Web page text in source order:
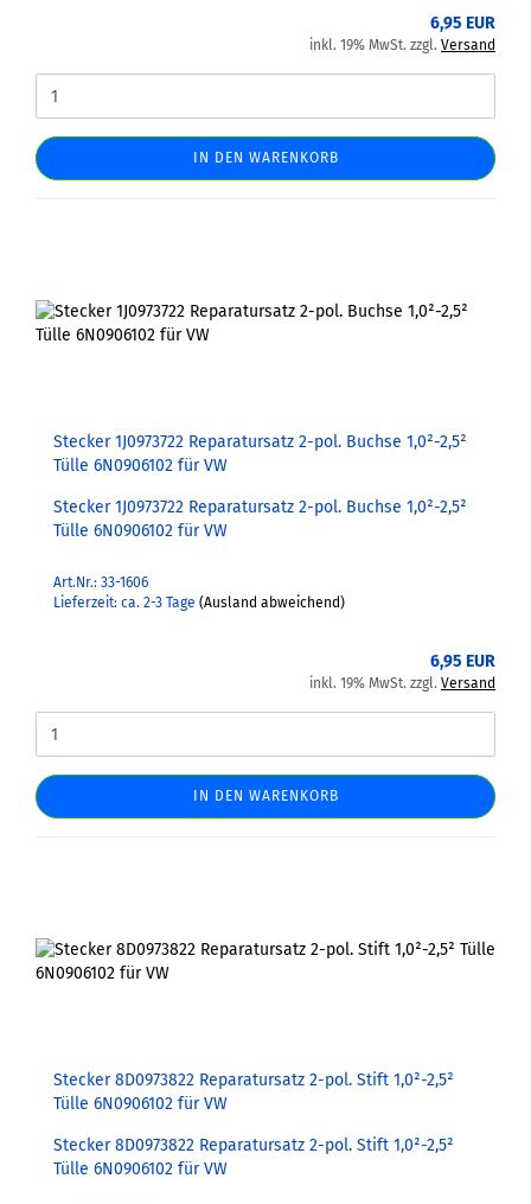
6,95 EUR
inkl. 19% MwSt. zzgl. Versand
IN DEN WARENKORB
Stecker 1J0973722 Reparatursatz 2-pol. Buchse 1,0²-2,5²
Tülle 6N0906102 für VW
Stecker 1J0973722 Reparatursatz 2-pol. Buchse 1,0²-2,5²
Tülle 6N0906102 für VW
Art.Nr.: 33-1606
Lieferzeit: ca. 2-3 Tage (Ausland abweichend)
6,95 EUR
inkl. 19% MwSt. zzgl. Versand
IN DEN WARENKORB
Stecker 8D0973822 Reparatursatz 2-pol. Stift 1,0²-2,5²
Tülle 6N0906102 für VW
Stecker 8D0973822 Reparatursatz 2-pol. Stift 1,0²-2,5²
Tülle 6N0906102 für VW